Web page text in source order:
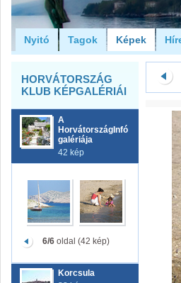
Nyitó Tagok Képek
HORVÁTORSZÁG
KLUB KÉPGALÉRIÁI
A
HorvátországInfó
galériája
42 kép
6/6oldal (42 kép)
Korcsula